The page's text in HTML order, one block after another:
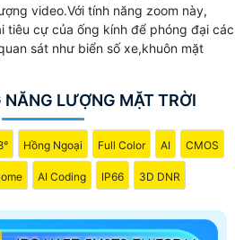
video.Với tính năng zoom này,
tiêu cự của ống kính để phóng đại các
sát như biển số xe,khuôn mặt
NĂNG LƯỢNG MẶT TRỜI
Hồng Ngoại Full Color AI CMOS
AI Coding IP66 3D DNR